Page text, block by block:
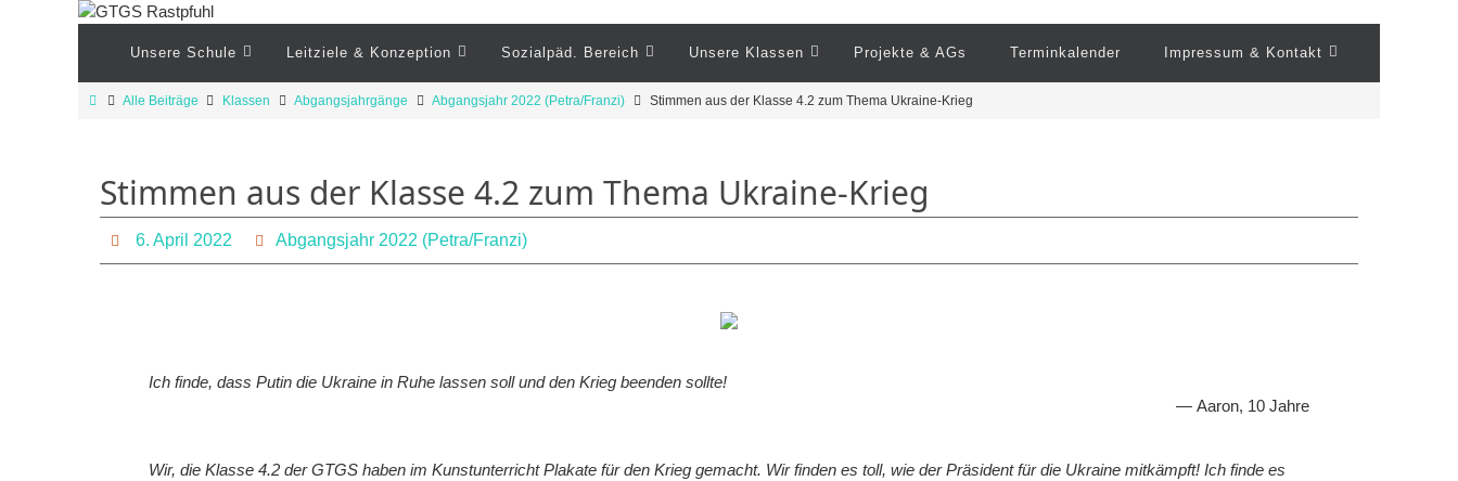
springen
Unsere Schule Leitziele & Konzeption Sozialpäd. Bereich Unsere Klassen Projekte & AGs Terminkalender Impressum & Kontakt
StartAlle Beiträge Klassen Abgangsjahrgänge Abgangsjahr 2022 (Petra/Franzi) Stimmen aus der Klasse 4.2 zum Thema Ukraine-Krieg
Stimmen aus der Klasse 4.2 zum Thema Ukraine-Krieg
6. April 2022 Abgangsjahr 2022 (Petra/Franzi)
Ich finde, dass Putin die Ukraine in Ruhe lassen soll und den Krieg beenden sollte!
Aaron, 10 Jahre
Wir, die Klasse 4.2 der GTGS haben im Kunstunterricht Plakate für den Krieg gemacht. Wir finden es toll, wie der Präsident für die Ukraine mitkämpft! Ich finde es